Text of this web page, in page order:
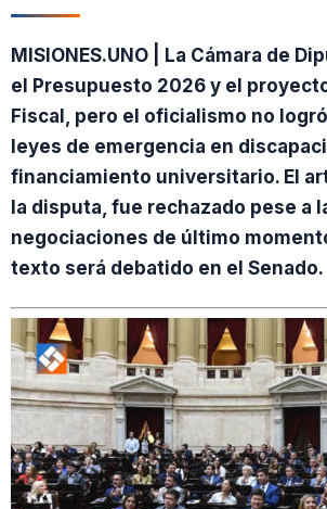
MISIONES.UNO | La Cámara de
el Presupuesto 2026 y el
Fiscal, pero el oficialismo no
leyes de emergencia en
financiamiento universitario. El
la disputa, fue rechazado pese a
negociaciones de último
texto será debatido en el Senado.